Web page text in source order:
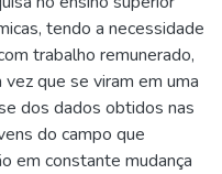
tendo a necessidade
trabalho remunerado,
que se viram em uma
dos dados obtidos nas
do campo que
em constante mudança